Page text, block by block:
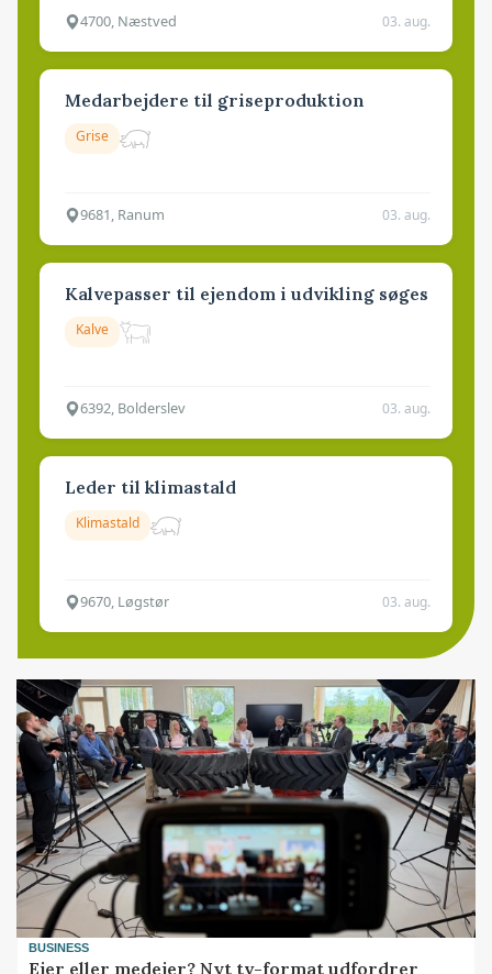
4700, Næstved 03. aug.
Medarbejdere til griseproduktion
Grise
9681, Ranum 03. aug.
Kalvepasser til ejendom i udvikling søges
Kalve
6392, Bolderslev 03. aug.
Leder til klimastald
Klimastald
9670, Løgstør 03. aug.
BUSINESS
Ejer eller medejer? Nyt tv-format udfordrer